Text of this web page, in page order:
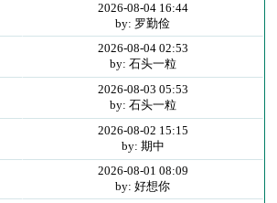
2026-08-04 16:44
by: 罗勤俭
2026-08-04 02:53
by: 石头一粒
2026-08-03 05:53
by: 石头一粒
2026-08-02 15:15
by: 期中
2026-08-01 08:09
by: 好想你